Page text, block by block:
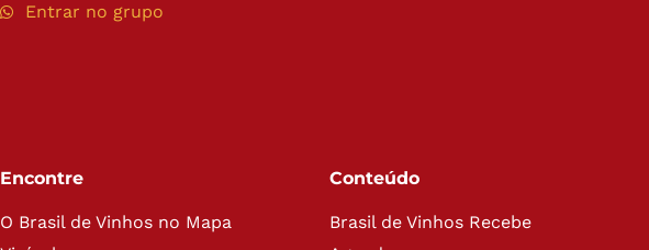
Entrar no grupo
Encontre
O Brasil de Vinhos no Mapa
Conteúdo
Brasil de Vinhos Recebe